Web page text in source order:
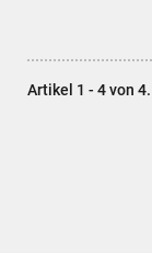
Artikel 1 - 4 von 4.